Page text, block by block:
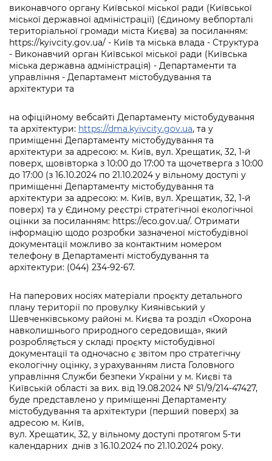
виконавчого органу Київської міської ради (Київської
міської державної адміністрації) (Єдиному вебпорталі
територіальної громади міста Києва) за посиланням:
https://kyivcity.gov.ua/ - Київ та міська влада - Структура
- Виконавчий орган Київської міської ради (Київська
міська державна адміністрація) - Департаменти та
управління - Департамент містобудування та
архітектури та
на офіційному вебсайті Департаменту містобудування
та архітектури: https://dma.kyivcity.gov.ua, та у
приміщенні Департаменту містобудування та
архітектури за адресою: м. Київ, вул. Хрещатик, 32, 1-й
поверх, щовівторка з 10:00 до 17:00 та щочетверга з 10:00
до 17:00 (з 16.10.2024 по 21.10.2024 у вільному доступі у
приміщенні Департаменту містобудування та
архітектури за адресою: м. Київ, вул. Хрещатик, 32, 1-й
поверх) та у Єдиному реєстрі стратегічної екологічної
оцінки за посиланням: https://eco.gov.ua/. Отримати
інформацію щодо розробки зазначеної містобудівної
документації можливо за контактним номером
телефону в Департаменті містобудування та
архітектури: (044) 234-92-67.
На паперових носіях матеріали проєкту детального
плану території по провулку Киянівський у
Шевченківському районі м. Києва та розділ «Охорона
навколишнього природного середовища», який
розробляється у складі проєкту містобудівної
документації та одночасно є звітом про стратегічну
екологічну оцінку, з урахуванням листа Головного
управління Служби безпеки України у м. Києві та
Київській області за вих. від 19.08.2024 № 51/9/214-47427,
буде представлено у приміщенні Департаменту
містобудування та архітектури (перший поверх) за
адресою м. Київ,
вул. Хрещатик, 32, у вільному доступі протягом 5-ти
календарних днів з 16.10.2024 по 21.10.2024 року.